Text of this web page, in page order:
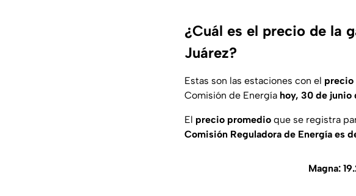
¿Cuál es el precio de la
Juárez?
Estas son las estaciones con el precio
Comisión de Energía hoy, 30 de junio
El precio promedio que se registra
Comisión Reguladora de Energía es
Magna: